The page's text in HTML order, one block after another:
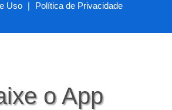
Uso | Política de Privacidade
o App